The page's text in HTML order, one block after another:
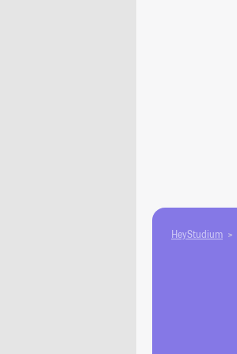
HeyStudium